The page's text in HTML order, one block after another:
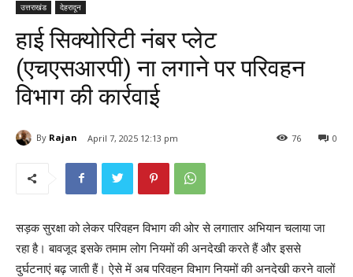
उत्तराखंड देहरादून
हाई सिक्योरिटी नंबर प्लेट
(एचएसआरपी) ना लगाने पर परिवहन
विभाग की कार्रवाई
By Rajan April 7, 2025 12:13 pm 0
76
सड़क सुरक्षा को लेकर परिवहन विभाग की ओर से लगातार अभियान चलाया जा
रहा है। बावजूद इसके तमाम लोग नियमों की अनदेखी करते हैं और इससे
दुर्घटनाएं बढ़ जाती हैं। ऐसे में अब परिवहन विभाग नियमों की अनदेखी करने वालों